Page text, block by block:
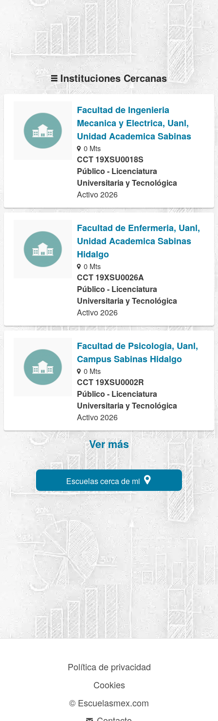
Instituciones Cercanas
Facultad de Ingenieria
Mecanica y Electrica, Uanl,
Unidad Academica Sabinas
0 Mts
CCT 19XSU0018S
Público - Licenciatura
Universitaria y Tecnológica
Activo 2026
Facultad de Enfermeria, Uanl,
Unidad Academica Sabinas
Hidalgo
0 Mts
CCT 19XSU0026A
Público - Licenciatura
Universitaria y Tecnológica
Activo 2026
Facultad de Psicologia, Uanl,
Campus Sabinas Hidalgo
0 Mts
CCT 19XSU0002R
Público - Licenciatura
Universitaria y Tecnológica
Activo 2026
Ver más
Escuelas cerca de mi
Política de privacidad
Cookies
© Escuelasmex.com